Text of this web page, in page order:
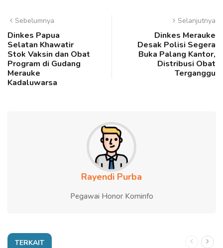
Sebelumnya
Dinkes Papua
Selatan Khawatir
Stok Vaksin dan Obat
Program di Gudang
Merauke
Kadaluwarsa
Selanjutnya
Dinkes Merauke
Desak Polisi Segera
Buka Palang Kantor,
Distribusi Obat
Terganggu
Rayendi Purba
Pegawai Honor Kominfo
TERKAIT